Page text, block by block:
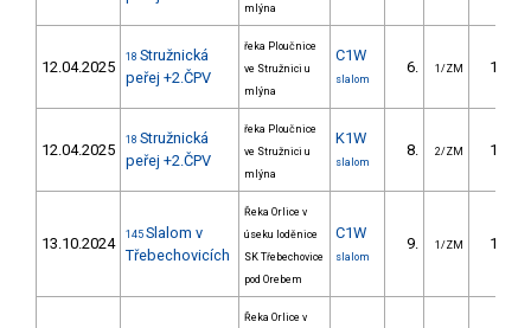
mlýna
12.04.2025
18 Stružnická
peřej +2.ČPV
řeka Ploučnice
ve Stružnici u
mlýna
C1W
slalom
6. 1/ZM 10.50
12.04.2025
18 Stružnická
peřej +2.ČPV
řeka Ploučnice
ve Stružnici u
mlýna
K1W
slalom
8. 2/ZM 10.50
13.10.2024 145 Slalom v
Třebechovicích
Řeka Orlice v
úseku loděnice
SK Třebechovice
pod Orebem
C1W
slalom
9. 1/ZM 12.50
Řeka Orlice v